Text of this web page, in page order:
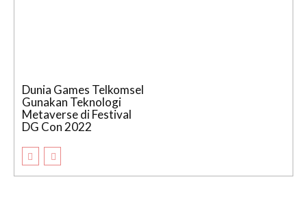
Dunia Games Telkomsel
Gunakan Teknologi
Metaverse di Festival
DG Con 2022